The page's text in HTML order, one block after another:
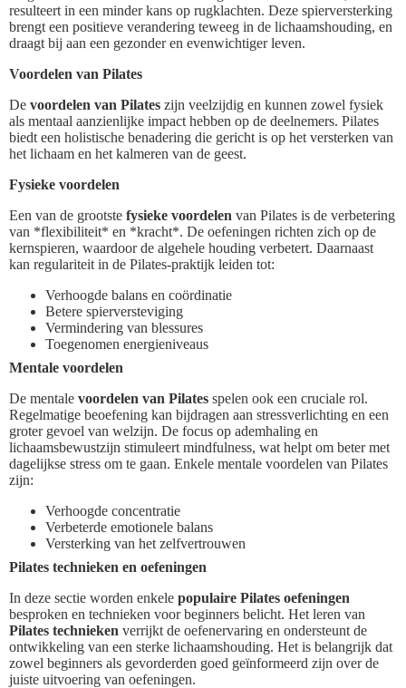
resulteert in een minder kans op rugklachten. Deze spierversterking
brengt een positieve verandering teweeg in de lichaamshouding, en
draagt bij aan een gezonder en evenwichtiger leven.
Voordelen van Pilates
De voordelen van Pilates zijn veelzijdig en kunnen zowel fysiek
als mentaal aanzienlijke impact hebben op de deelnemers. Pilates
biedt een holistische benadering die gericht is op het versterken van
het lichaam en het kalmeren van de geest.
Fysieke voordelen
Een van de grootste fysieke voordelen van Pilates is de verbetering
van *flexibiliteit* en *kracht*. De oefeningen richten zich op de
kernspieren, waardoor de algehele houding verbetert. Daarnaast
kan regulariteit in de Pilates-praktijk leiden tot:
Verhoogde balans en coördinatie
Betere spierversteviging
Vermindering van blessures
Toegenomen energieniveaus
Mentale voordelen
De mentale voordelen van Pilates spelen ook een cruciale rol.
Regelmatige beoefening kan bijdragen aan stressverlichting en een
groter gevoel van welzijn. De focus op ademhaling en
lichaamsbewustzijn stimuleert mindfulness, wat helpt om beter met
dagelijkse stress om te gaan. Enkele mentale voordelen van Pilates
zijn:
Verhoogde concentratie
Verbeterde emotionele balans
Versterking van het zelfvertrouwen
Pilates technieken en oefeningen
In deze sectie worden enkele populaire Pilates oefeningen
besproken en technieken voor beginners belicht. Het leren van
Pilates technieken verrijkt de oefenervaring en ondersteunt de
ontwikkeling van een sterke lichaamshouding. Het is belangrijk dat
zowel beginners als gevorderden goed geïnformeerd zijn over de
juiste uitvoering van oefeningen.